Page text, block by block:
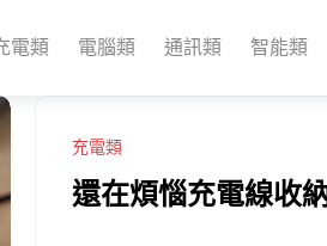
電類 電腦類 通訊類 智能類
充電類
還在煩惱充電線收